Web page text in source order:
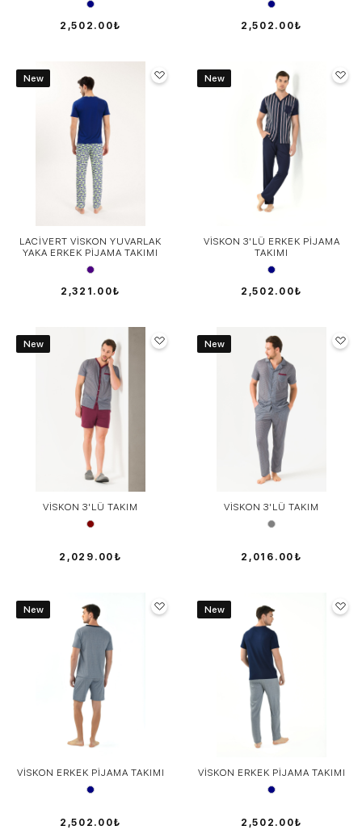
2,502.00₺ 2,502.00₺
New
LACİVERT VİSKON YUVARLAK
YAKA ERKEK PİJAMA TAKIMI
2,321.00₺
New
VİSKON 3'LÜ ERKEK PİJAMA
TAKIMI
2,502.00₺
New
VİSKON 3'LÜ TAKIM
2,029.00₺
New
VİSKON 3'LÜ TAKIM
2,016.00₺
New
VİSKON ERKEK PİJAMA TAKIMI
2,502.00₺
New
VİSKON ERKEK PİJAMA TAKIMI
2,502.00₺